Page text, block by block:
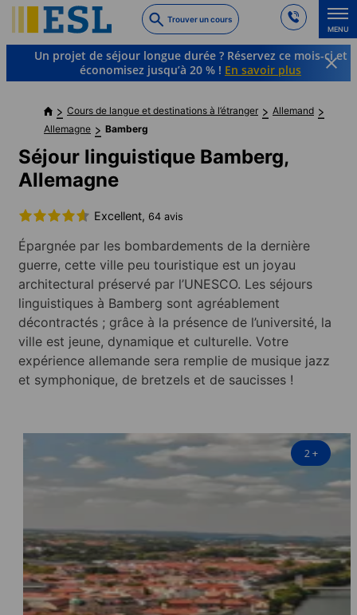
to
main
content
Trouver un cours
MENU
Un projet de séjour longue durée ? Réservez ce mois-ci et
économisez jusqu’à 20 % ! En savoir plus
Cours de langue et destinations à l’étranger
Allemand
Allemagne
Bamberg
Séjour linguistique Bamberg,
Allemagne
Excellent, 64 avis
Épargnée par les bombardements de la dernière
guerre, cette ville peu touristique est un joyau
architectural préservé par l’UNESCO. Les séjours
linguistiques à Bamberg sont agréablement
décontractés ; grâce à la présence de l’université, la
ville est jeune, dynamique et culturelle. Votre
expérience allemande sera remplie de musique jazz
et symphonique, de bretzels et de saucisses !
2+